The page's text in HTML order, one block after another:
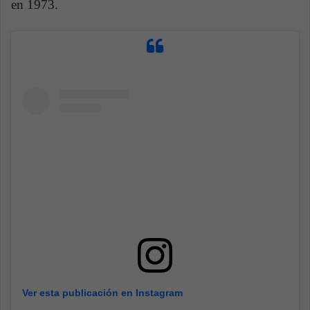
en 1973.
Ver esta publicación en Instagram